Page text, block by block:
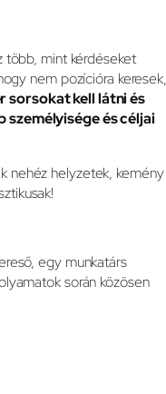
mint kérdéseket
nem pozícióra keresek,
sorsokat kell látni és
személyisége és céljai
nehéz helyzetek, kemény
egy munkatárs
során közösen